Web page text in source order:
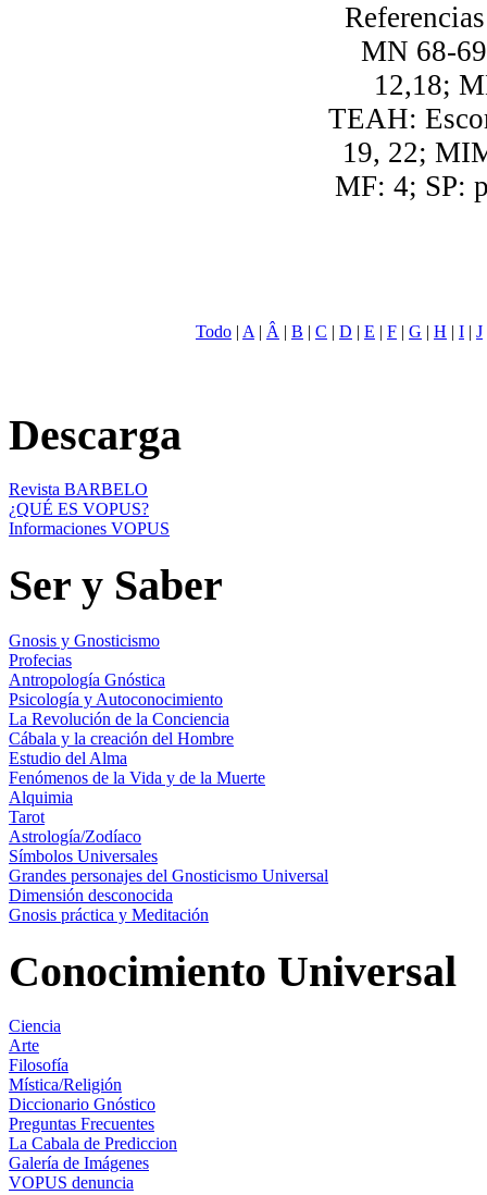
MN 68-
12,18;
TEAH:
19, 22;
MF: 4; SP:
Todo | A | Â | B | C | D | E | F | G | H | I | J
Descarga
Revista BARBELO
¿QUÉ ES VOPUS?
Informaciones VOPUS
Ser y Saber
Gnosis y Gnosticismo
Profecias
Antropología Gnóstica
Psicología y Autoconocimiento
La Revolución de la Conciencia
Cábala y la creación del Hombre
Estudio del Alma
Fenómenos de la Vida y de la Muerte
Alquimia
Tarot
Astrología/Zodíaco
Símbolos Universales
Grandes personajes del Gnosticismo Universal
Dimensión desconocida
Gnosis práctica y Meditación
Conocimiento Universal
Ciencia
Arte
Filosofía
Mística/Religión
Diccionario Gnóstico
Preguntas Frecuentes
La Cabala de Prediccion
Galería de Imágenes
VOPUS denuncia